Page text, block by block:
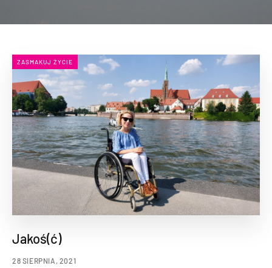
ZASMAKUJ ŻYCIE
Jakoś(ć)
28 SIERPNIA, 2021